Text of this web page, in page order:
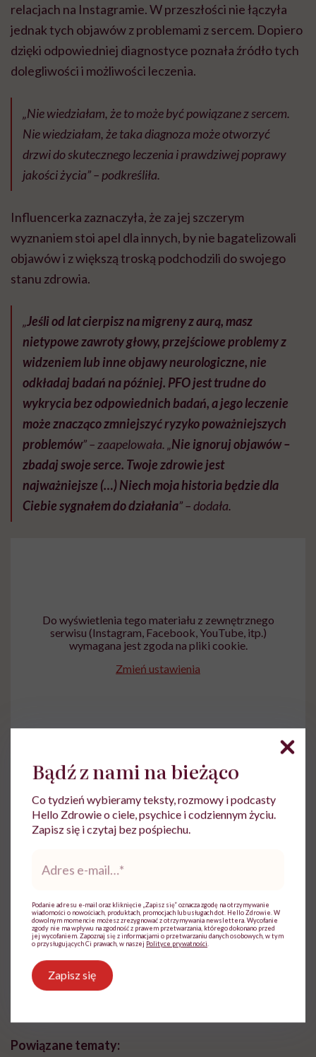
relacjach na Instagramie. W przeszłości nie łączyła
jednak tych objawów z problemami z sercem. Dopiero
dzięki odpowiedniej diagnostyce poznała źródło tych
dolegliwości i możliwości leczenia.
„Nie wiedziałam, że to może być powiązane z sercem.
Nie wiedziałam, że taka diagnoza może otworzyć
drzwi do skutecznego leczenia i prawdziwej poprawy
jakości życia” – podkreśliła.
Influencerka zaznaczyła, że za jej szczerym
wyznaniem stoi apel dla innych, by nie bagatelizowali
objawów i z większą troską podchodzili do swojego
stanu zdrowia.
„Jeśli od lat cierpisz na migreny z aurą, masz
nietypowe zawroty głowy, przejściowe problemy z
widzeniem lub inne objawy neurologiczne, nie
odkładaj badań na później. PFO jest trudne do
wykrycia bez odpowiednich badań, a jego leczenie
może znacząco zmniejszyć ryzyko poważniejszych
problemów” – zaapelowała. „Nie ignoruj objawów –
zbadaj swoje serce. Twoje zdrowie jest
najważniejsze (…) Niech moja historia będzie dla
Ciebie sygnałem do działania” – dodała.
Do wyświetlenia tego materiału z zewnętrznego
serwisu (Instagram, Facebook, YouTube, itp.)
wymagana jest zgoda na pliki cookie.
Zmień ustawienia
Z czytania, gadania i pisania uczyniła
dziennikarką i wydawczynią
Zobacz profil
Udostępnij
Powiązane tematy:
Bądź z nami na bieżąco
Co tydzień wybieramy teksty, rozmowy i podcasty
Hello Zdrowie o ciele, psychice i codziennym życiu.
Zapisz się i czytaj bez pośpiechu.
mail*
Podanie adresu e-mail oraz kliknięcie „Zapisz się” oznacza zgodę na otrzymywanie
wiadomości o nowościach, produktach, promocjach lub usługach dot. Hello Zdrowie. W
dowolnym momencie możesz zrezygnować z otrzymywania newslettera. Wycofanie
zgody nie ma wpływu na zgodność z prawem przetwarzania, którego dokonano przed
jej wycofaniem. Zapoznaj się z informacjami o przetwarzaniu danych osobowych, w tym
o przysługujących Ci prawach, w naszej Polityce prywatności
Zapisz się